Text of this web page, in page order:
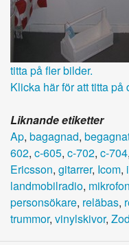
titta på fler bilder.
Klicka här för att titta
Liknande etiketter
Ap, bagagnad,
602, c-605, c-702, c-704,
Ericsson, gitarrer, Icom,
landmobilradio,
personsökare, reläbas,
trummor, vinylskivor,